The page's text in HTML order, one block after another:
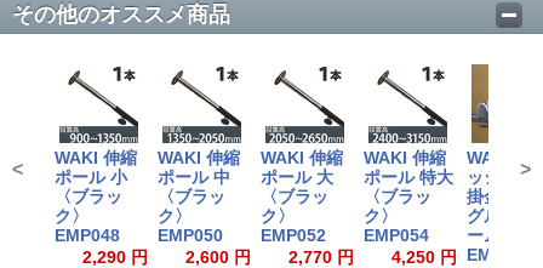
その他のオススメ商品
WAKI 伸縮
ポール 小
〈ブラッ
ク〉
EMP048
2,290 円
WAKI 伸縮
ポール 中
〈ブラッ
ク〉
EMP050
2,600 円
WAKI 伸縮
ポール 大
〈ブラッ
ク〉
EMP052
2,770 円
WAKI 伸縮
ポール 特大
〈ブラッ
ク〉
EMP054
4,250 円
WAKI メ
ッシュ用
掛金具シ
グル 〈ク
ーム〉
EMP091
< >